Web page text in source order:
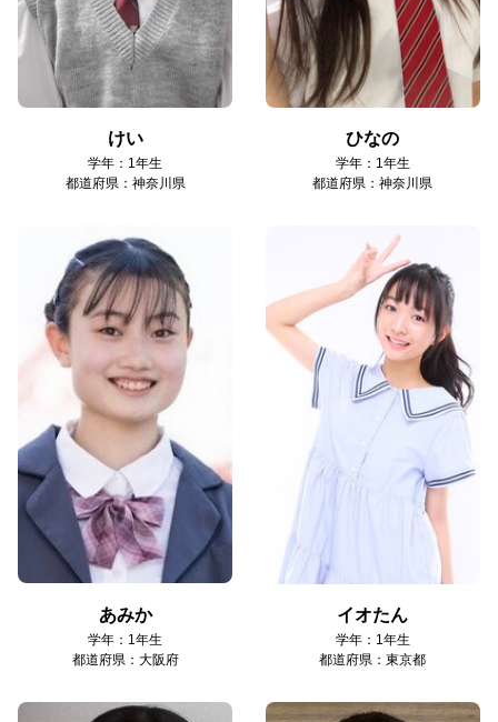
けい
学年：1年生
都道府県：神奈川県
ひなの
学年：1年生
都道府県：神奈川県
あみか
学年：1年生
都道府県：大阪府
イオたん
学年：1年生
都道府県：東京都